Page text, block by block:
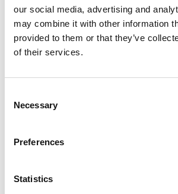
our social media, advertising and
may combine it with other information
provided to them or that they’ve
of their services.
Selection
Necessary
Preferences
Statistics